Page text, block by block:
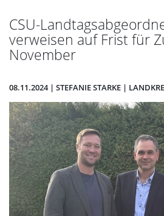
CSU-
verweisen auf Frist für
November
08.11.2024 | STEFANIE STARKE |